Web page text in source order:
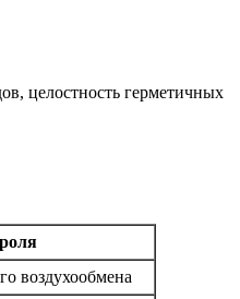
целостность герметичных
воздухообмена